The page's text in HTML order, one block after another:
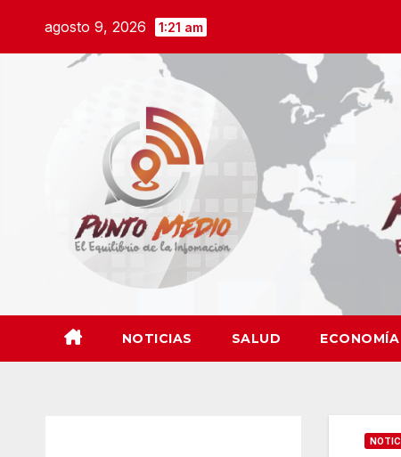
agosto 9, 2026 1:21 am
NOTICIAS SALUD ECONOMÍA